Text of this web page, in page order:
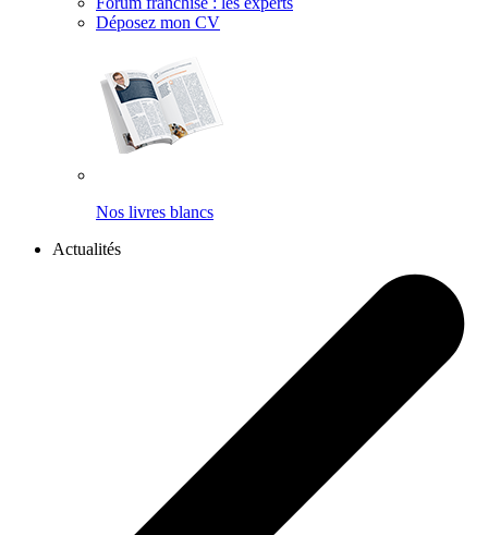
Déposez mon CV
Nos livres blancs
Actualités